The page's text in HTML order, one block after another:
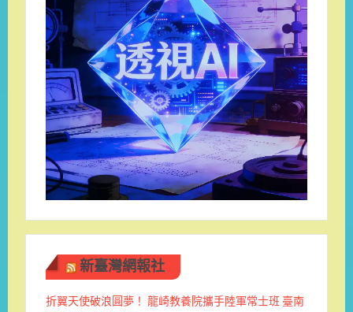
新臺灣網報社
折翼天使破浪圓夢！ 龍崎教養院攜手陸軍常士班 ​臺南